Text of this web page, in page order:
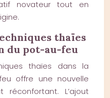
novateur tout en
thaïes
du pot-au-feu
thaïes dans la
offre une nouvelle
L’ajout